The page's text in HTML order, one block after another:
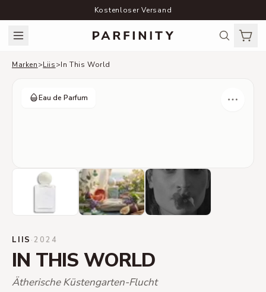
Kostenloser Versand
Marken>Liis>In This World
Eau de Parfum
LIIS ·2024
IN THIS WORLD
Ätherische Küstengarten-Flucht